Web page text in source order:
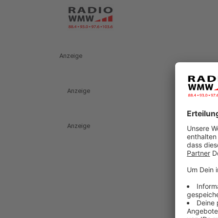
Anzeige
Anzeige
Anzeige